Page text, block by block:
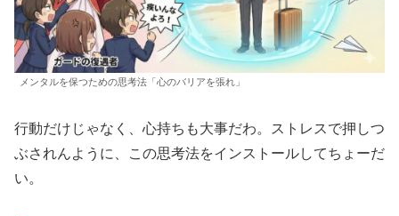
メンタルを保つための思考法「心のバリアを張れ」
行動だけじゃなく、心持ちも大事だわ。ストレスで押しつ
ぶされんように、この思考法をインストールしてちょーだ
い。